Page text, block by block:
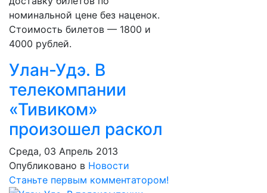
номинальной цене без наценок.
Стоимость билетов — 1800 и
4000 рублей.
Улан-Удэ. В
телекомпании
«Тивиком»
произошел раскол
Среда, 03 Апрель 2013
Опубликовано в Новости
Станьте первым комментатором!